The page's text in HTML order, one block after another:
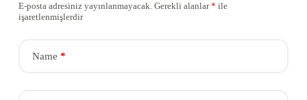
E-posta adresiniz yayınlanmayacak. Gerekli alanlar* ile
işaretlenmişlerdir
Name *